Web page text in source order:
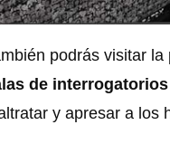
podrás visitar
de
y apresar a los